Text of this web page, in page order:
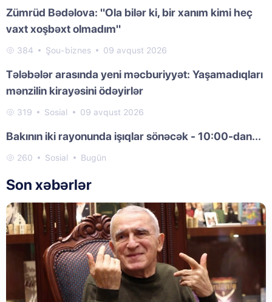
Zümrüd Bədəlova: "Ola bilər ki, bir xanım kimi heç
vaxt xoşbəxt olmadım"
384 Şou-biznes 09 avqust 2026
Tələbələr arasında yeni məcburiyyət: Yaşamadıqları
mənzilin kirayəsini ödəyirlər
319 Sosial 09 avqust 2026
Bakının iki rayonunda işıqlar sönəcək - 10:00-dan...
260 Sosial Bugün
Son xəbərlər